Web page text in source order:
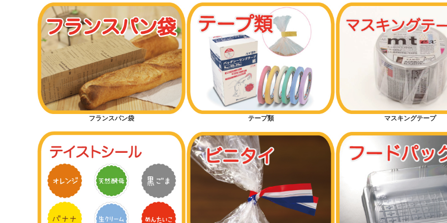
フランスパン袋 テープ類 マスキングテープ